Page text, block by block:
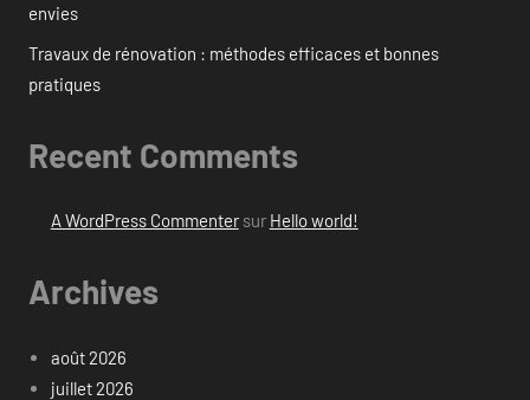
envies
Travaux de rénovation : méthodes efficaces et bonnes
pratiques
Recent Comments
A WordPress Commentersur Hello world!
Archives
août 2026
juillet 2026